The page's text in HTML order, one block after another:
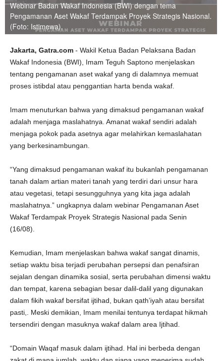
Webinar Badan Wakaf Indonesia (BWI) dengan tema
Pengamanan Aset Wakaf Terdampak Proyek Strategis Nasional.
(Foto: Istimewa).
Jakarta, Gatra.com - Wakil Ketua Badan Pelaksana Badan
Wakaf Indonesia (BWI), Imam Teguh Saptono menjelaskan
tentang pengamanan aset wakaf yang di dalamnya memuat
proses istibdal atau penggantian harta benda wakaf.
Imam menuturkan bahwa yang dimaksud pengamanan wakaf
adalah menjaga maslahatnya. Amanat wakaf sendiri adalah
menjaga pokok pada asetnya agar melahirkan kemaslahatan
yang berkesinambungan.
“Yang dimaksud pengamanan wakaf itu bukanlah pengamanan
tanah dalam artian materi tanah yang terdiri dari unsur hara
atau vegetasi, tetapi sesungguhnya yang kita jaga adalah
maslahatnya.” ungkapnya dalam webinar Pengamanan Aset
Wakaf Terdampak Proyek Strategis Nasional pada Senin
(16/08).
Kemudian, Imam menjelaskan bahwa wakaf sangat dinamis,
setiap waktu bisa terjadi perubahan persepsi dan penafsiran
sejalan dengan dinamika sosial, serta perubahan dimensi waktu
dan tempat, karena sebagian besar dalil-dalil yang digunakan
dalam fikih wakaf bersifat ijtihad, bukan qath’iyah atau bersifat
pasti,. Meski demikian, Imam menilai tentunya terdapat hikmah
tersendiri dengan masuknya wakaf dalam area Ijtihad.
“Domain Waqaf masuk dalam ijtihad. Hal ini berbeda dengan